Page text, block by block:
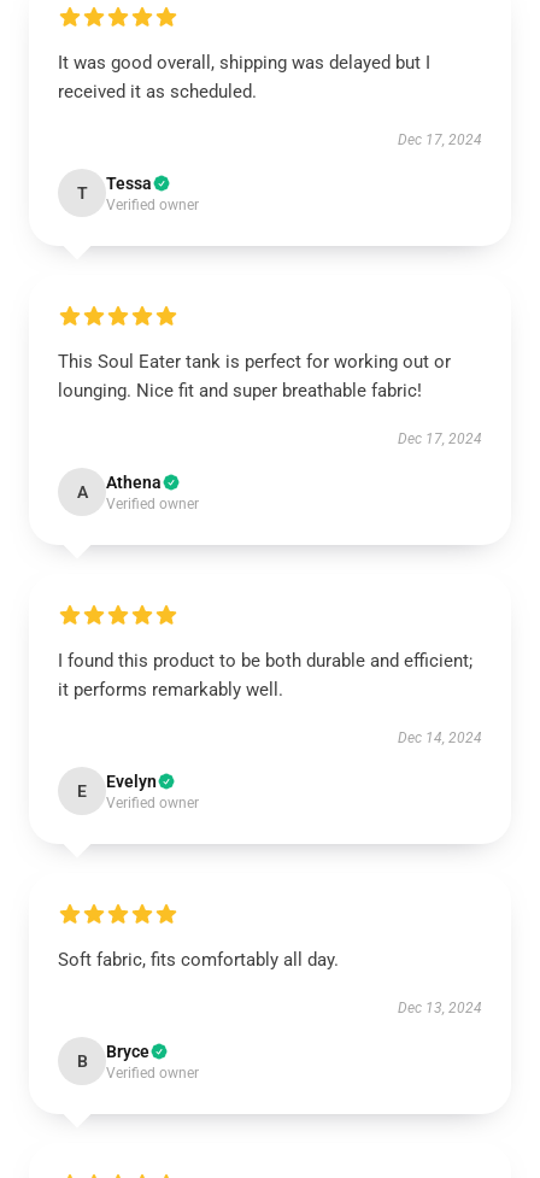
It was good overall, shipping was delayed but I
received it as scheduled.
Dec 17, 2024
T Tessa
Verified owner
This Soul Eater tank is perfect for working out or
lounging. Nice fit and super breathable fabric!
Dec 17, 2024
A Athena
Verified owner
I found this product to be both durable and efficient;
it performs remarkably well.
Dec 14, 2024
E Evelyn
Verified owner
Soft fabric, fits comfortably all day.
Dec 13, 2024
B Bryce
Verified owner